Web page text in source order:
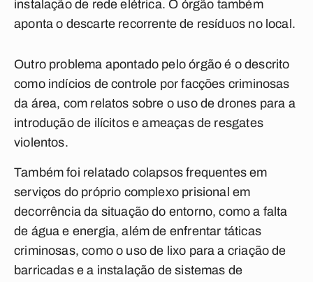
instalação de rede elétrica. O órgão também
aponta o descarte recorrente de resíduos no local.
Outro problema apontado pelo órgão é o descrito
como indícios de controle por facções criminosas
da área, com relatos sobre o uso de drones para a
introdução de ilícitos e ameaças de resgates
violentos.
Também foi relatado colapsos frequentes em
serviços do próprio complexo prisional em
decorrência da situação do entorno, como a falta
de água e energia, além de enfrentar táticas
criminosas, como o uso de lixo para a criação de
barricadas e a instalação de sistemas de